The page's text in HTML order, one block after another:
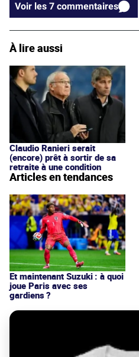
Voir les 7 commentaires
À lire aussi
Claudio Ranieri serait
(encore) prêt à sortir de sa
retraite à une condition
Articles en tendances
Et maintenant Suzuki : à quoi
joue Paris avec ses
gardiens ?